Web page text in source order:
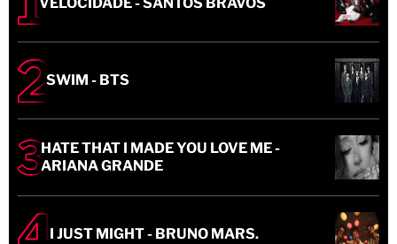
VELOCIDADE - SANTOS BRAVOS
SWIM - BTS
HATE THAT I MADE YOU LOVE ME -
ARIANA GRANDE
I JUST MIGHT - BRUNO MARS.